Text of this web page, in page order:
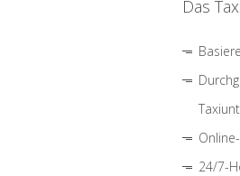
Das Taxi
24/7-